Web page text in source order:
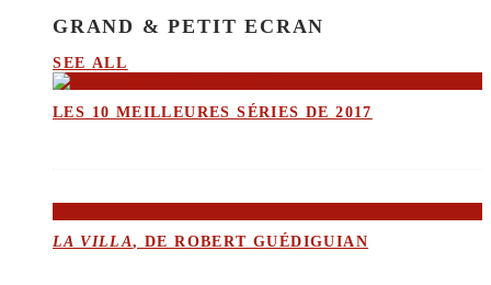
GRAND & PETIT ECRAN
SEE ALL
LES 10 MEILLEURES SÉRIES DE 2017
LA VILLA, DE ROBERT GUÉDIGUIAN